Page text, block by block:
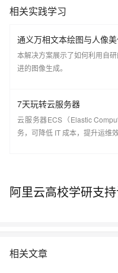
相关实践学习
通义万相文本绘图与人像
本解决方案展示了如何利用自
进的图像生成。
7天玩转云服务器
云服务器ECS（Elastic
务，可降低 IT 成本，提升运维
本操作、动手实操快
阿里云高校学研支
相关文章